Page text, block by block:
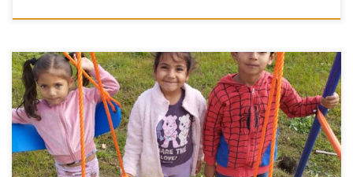
Díky finanční podpoře Nadace České spořitelny
a Platformy pro včasnou péči realizovala organizace
EUROTOPIA.CZ, o.p.s. v období od září 2024 do prosince